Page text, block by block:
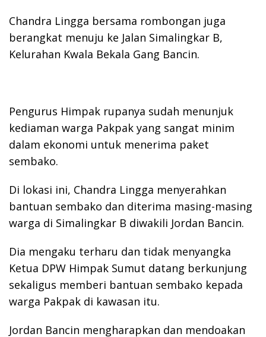
Chandra Lingga bersama rombongan juga
berangkat menuju ke Jalan Simalingkar B,
Kelurahan Kwala Bekala Gang Bancin.
Pengurus Himpak rupanya sudah menunjuk
kediaman warga Pakpak yang sangat minim
dalam ekonomi untuk menerima paket
sembako.
Di lokasi ini, Chandra Lingga menyerahkan
bantuan sembako dan diterima masing-masing
warga di Simalingkar B diwakili Jordan Bancin.
Dia mengaku terharu dan tidak menyangka
Ketua DPW Himpak Sumut datang berkunjung
sekaligus memberi bantuan sembako kepada
warga Pakpak di kawasan itu.
Jordan Bancin mengharapkan dan mendoakan